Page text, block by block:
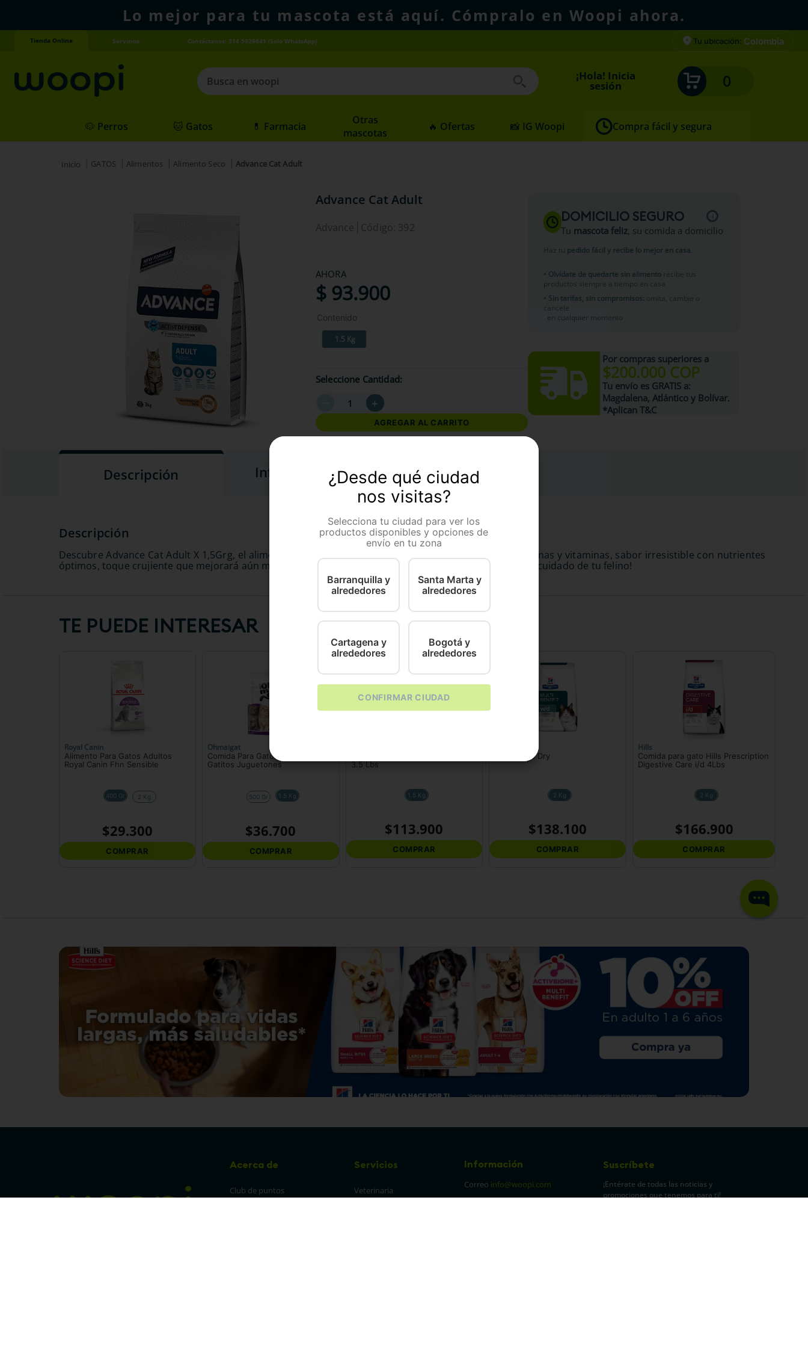
Lo mejor para tu mascota está aquí. Cómpralo en Woopi ahora.
Tienda Online Servicios Contáctanos: 314 5929641 (Solo WhatsApp) Tu ubicación: Colombia
Busca en woopi
1
agility gold
¡Hola! Inicia
sesión 0
🐶 Perros 🐱 Gatos 💊 Farmacia
Otras
mascotas
🔥 Ofertas 📸 IG Woopi Compra fácil y segura
GATOS Alimentos Alimento Seco Advance Cat Adult
Advance Cat Adult
Advance Código: 392
AHORA
$ 93.900
Contenido
1.5 Kg
Seleccione Cantidad
＋
AGREGAR AL CARRITO
DOMICILIO SEGURO
Tu mascota feliz, su comida a domicilio
Haz tu pedido fácil y recibe lo mejor en casa
• Olvídate de quedarte sin alimentorecibe tus
productos siempre a tiempo en casa
• Sin tarifas, sin compromisos: omita, cambie o
cancele
en cualquier momento
Por compras superiores a
$200.000 COP
Tu envío es GRATISa:
Magdalena, Atlántico y Bolívar.
*Aplican T&C
Descripción Información Adicional
Descubre Advance Cat Adult X 1,5Grg, el alimento seco hecho a la medida para tu felino. Rico en proteínas y vitaminas, sabor irresistible con nutrientes
óptimos, toque crujiente que mejorará aún más la salud de tu querido gato. ¡Un imprescindible para el cuidado de tu felino!
TE PUEDE INTERESAR
Royal Canin
Alimento Para Gatos Adultos
Royal Canin Fhn Sensible
400 Gr 2 Kg
$29.300
COMPRAR
Ohmaigat
Comida Para Gatos Ohmaigat
Gatitos Juguetones
500 Gr 1.5 Kg
$36.700
COMPRAR
3.5 Lbs
1.5 Kg
$113.900
COMPRAR
Hills F W/D Dry
2 Kg
$138.100
COMPRAR
Hills
Comida para gato Hills Prescription
Digestive Care i/d 4Lbs
2 Kg
$166.900
COMPRAR
Acerca de
Club de puntos
Servicios
Veterinaria
Información
Correo info@woopi.com
Suscríbete
¡Entérate de todas las noticias y
promociones que tenemos para ti!
¿Desde qué ciudad
nos visitas?
Selecciona tu ciudad para ver los
productos disponibles y opciones de
envío en tu zona
Barranquilla y
alrededores
Santa Marta y
alrededores
Cartagena y
alrededores
Bogotá y
alrededores
CONFIRMAR CIUDAD